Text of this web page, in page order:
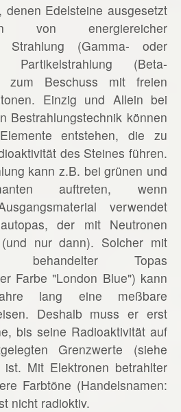
denen Edelsteine ausgesetzt
von energiereicher
Strahlung (Gamma- oder
Partikelstrahlung (Beta-
zum Beschuss mit freien
Einzig und Allein bei
Bestrahlungstechnik können
entstehen, die zu
des Steines führen.
kann z.B. bei grünen und
auftreten, wenn
verwendet
der mit Neutronen
nur dann). Solcher mit
behandelter Topas
Farbe "London Blue") kann
lang eine meßbare
Deshalb muss er erst
bis seine Radioaktivität auf
Grenzwerte (siehe
ist. Mit Elektronen betrahlter
Farbtöne (Handelsnamen:
nicht radioktiv.